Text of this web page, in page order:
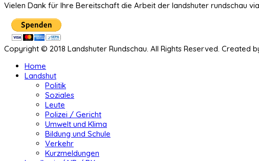
Vielen Dank für Ihre Bereitschaft die Arbeit der landshuter rundschau
Copyright © 2018 Landshuter Rundschau. All Rights Reserved. Created
Home
Landshut
Politik
Soziales
Leute
Polizei / Gericht
Umwelt und Klima
Bildung und Schule
Verkehr
Kurzmeldungen